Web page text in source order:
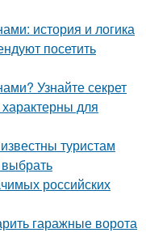
история и логика
посетить
Узнайте секрет
для
туристам
российских
гаражные ворота